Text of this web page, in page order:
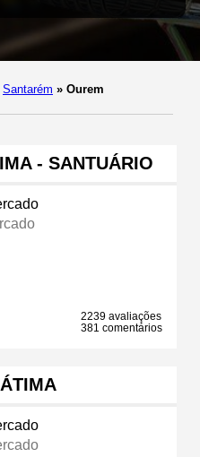
Santarém » Ourem
- SANTUÁRIO
2239 avaliações
381 comentários